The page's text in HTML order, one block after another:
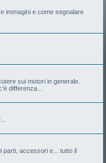
immagini e come segnalare
sui motori in generale.
differenza...
parti, accessori e... tutto il